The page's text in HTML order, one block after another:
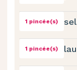
1 pincée(s) sel
1 pincée(s)